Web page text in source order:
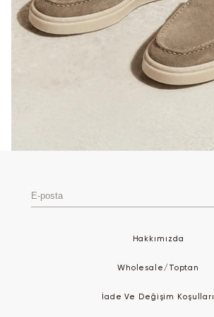
E-
posta
Hakkımızda
Wholesale/Toptan
İade Ve Değişim Koşulları